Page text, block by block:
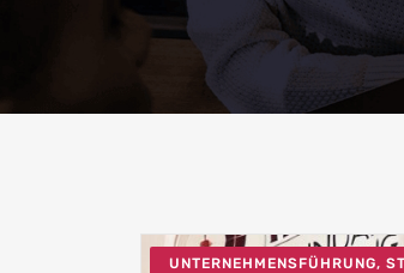
UNTERNEHMENSFÜHRUNG,